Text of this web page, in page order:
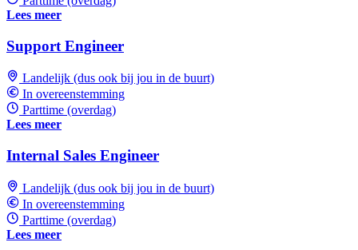
Lees meer
Support Engineer
Landelijk (dus ook bij jou in de buurt)
In overeenstemming
Parttime (overdag)
Lees meer
Internal Sales Engineer
Landelijk (dus ook bij jou in de buurt)
In overeenstemming
Parttime (overdag)
Lees meer